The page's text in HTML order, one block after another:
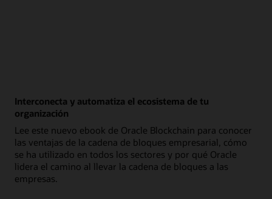
Interconecta y automatiza el ecosistema de tu
organización
Lee este nuevo ebook de Oracle Blockchain para conocer
las ventajas de la cadena de bloques empresarial, cómo
se ha utilizado en todos los sectores y por qué Oracle
lidera el camino al llevar la cadena de bloques a las
empresas.